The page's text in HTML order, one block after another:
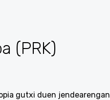
(PRK)
gutxi duen jendearengan